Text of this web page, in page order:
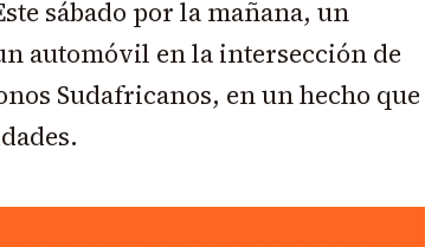
sábado por la mañana, un
automóvil en la intersección de
Sudafricanos, en un hecho que